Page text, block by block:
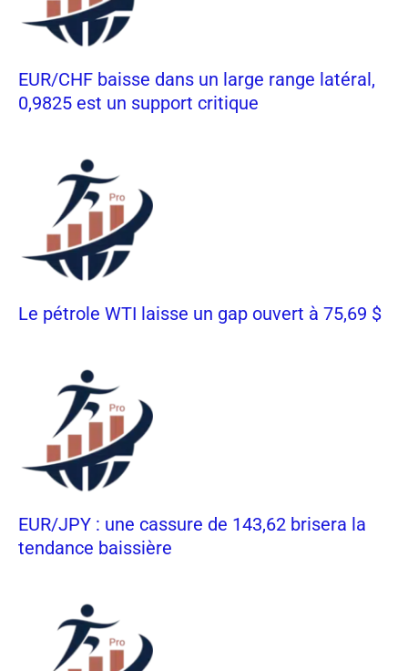
EUR/CHF baisse dans un large range latéral,
0,9825 est un support critique
Le pétrole WTI laisse un gap ouvert à 75,69 $
EUR/JPY : une cassure de 143,62 brisera la
tendance baissière